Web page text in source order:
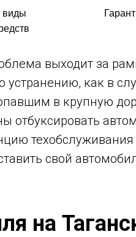
виды
выходит за
устранению, как в
в крупную
отбуксировать
техобслуживания
свой
на